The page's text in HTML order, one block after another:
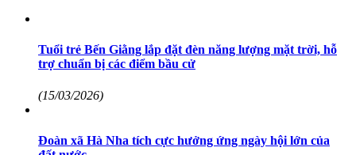
Tuổi trẻ Bến Giằng lắp đặt đèn năng lượng mặt trời, hỗ
trợ chuẩn bị các điểm bầu cử
(15/03/2026)
Đoàn xã Hà Nha tích cực hưởng ứng ngày hội lớn của